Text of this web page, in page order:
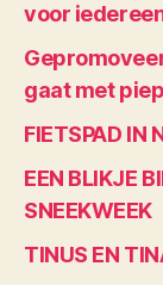
voor
gaat met
FIETSPAD IN
EEN BLIKJE
SNEEKWEEK
TINUS EN